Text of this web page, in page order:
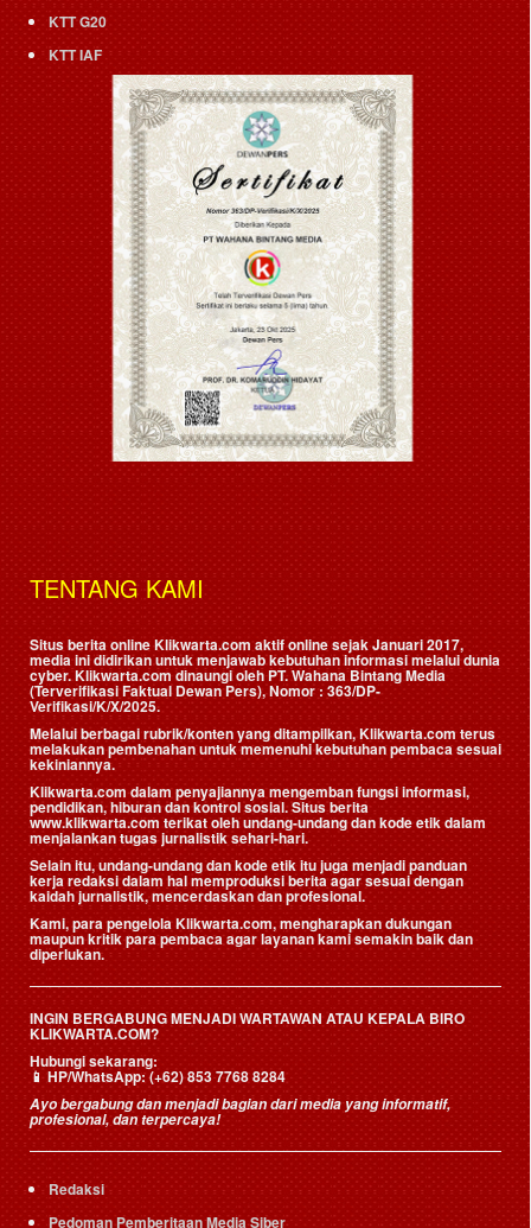
KTT G20
KTT IAF
TENTANG KAMI
Situs berita online Klikwarta.com aktif online sejak Januari 2017,
media ini didirikan untuk menjawab kebutuhan informasi melalui dunia
cyber. Klikwarta.com dinaungi oleh PT. Wahana Bintang Media
(Terverifikasi Faktual Dewan Pers), Nomor : 363/DP-
Verifikasi/K/X/2025.
Melalui berbagai rubrik/konten yang ditampilkan, Klikwarta.com terus
melakukan pembenahan untuk memenuhi kebutuhan pembaca sesuai
kekiniannya.
Klikwarta.com dalam penyajiannya mengemban fungsi informasi,
pendidikan, hiburan dan kontrol sosial. Situs berita
www.klikwarta.com terikat oleh undang-undang dan kode etik dalam
menjalankan tugas jurnalistik sehari-hari.
Selain itu, undang-undang dan kode etik itu juga menjadi panduan
kerja redaksi dalam hal memproduksi berita agar sesuai dengan
kaidah jurnalistik, mencerdaskan dan profesional.
Kami, para pengelola Klikwarta.com, mengharapkan dukungan
maupun kritik para pembaca agar layanan kami semakin baik dan
diperlukan.
INGIN BERGABUNG MENJADI WARTAWAN ATAU KEPALA BIRO
KLIKWARTA.COM?
Hubungi sekarang:
📱HP/WhatsApp:(+62) 853 7768 8284
Ayo bergabung dan menjadi bagian dari media yang informatif,
profesional, dan terpercaya!
Redaksi
Pedoman Pemberitaan Media Siber